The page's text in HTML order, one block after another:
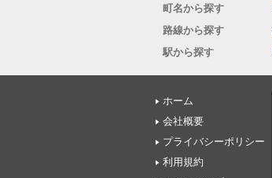
町名から探す
路線から探す
駅から探す
ホーム
会社概要
プライバシーポリシー
利用規約